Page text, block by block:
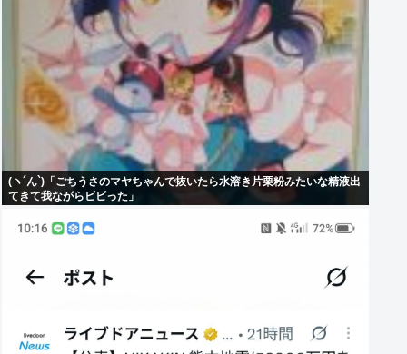
(ヽ´ん`)「ごちうさのマヤちゃんで抜いたら水溶き片栗粉みたいな精液出
てきて我ながらビビった」